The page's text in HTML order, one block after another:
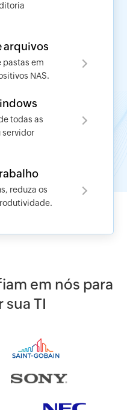
arquivos
pastas em
NAS.
todas as
servidor
reduza os
em nós para
sua TI